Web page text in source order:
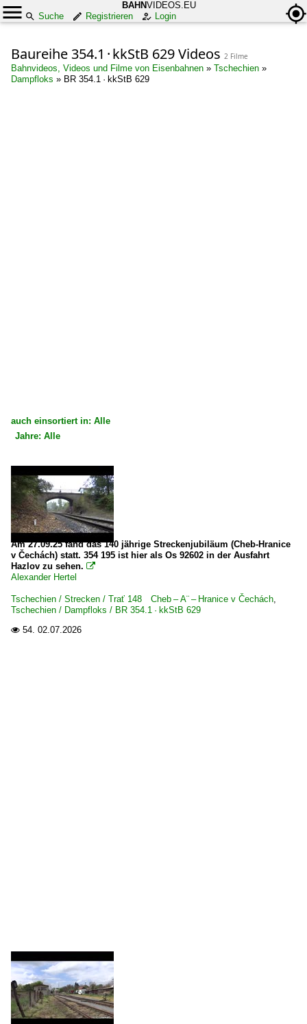
BAHNVIDEOS.EU
Suche
Registrieren Login
Baureihe 354.1 · kkStB 629 Videos 2 Filme
Bahnvideos, Videos und Filme von Eisenbahnen » Tschechien »
Dampfloks » BR 354.1 · kkStB 629
auch einsortiert in: Alle
Tschechien
Strecken
Trať 124 Lužná u Rakovníka – Žatec – Chomutov
Trať 135 Most – Moldava v Krušných horách (⨯ Nossen)
Trať 148 Cheb – Aš – Hranice v Čechách
Jahre: Alle
Alle Jahre
2000
2004
2020
2025
2026
Am 27.09.25 fand das 140 jährige Streckenjubiläum (Cheb-Hranice
v Čechách) statt. 354 195 ist hier als Os 92602 in der Ausfahrt
Hazlov zu sehen. 
Alexander Hertel
Tschechien / Strecken / Trať 148 Cheb – A¨ – Hranice v Čechách,
Tschechien / Dampfloks / BR 354.1 · kkStB 629
 54. 02.07.2026